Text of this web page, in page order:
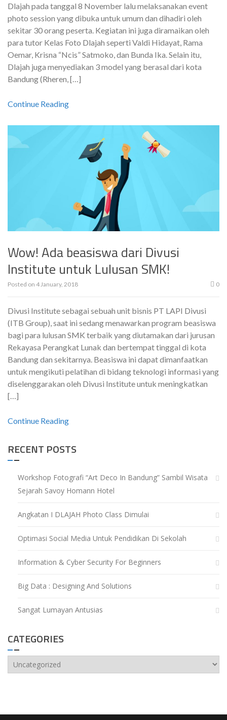
Dlajah pada tanggal 8 November lalu melaksanakan event
photo session yang dibuka untuk umum dan dihadiri oleh
sekitar 30 orang peserta. Kegiatan ini juga diramaikan oleh
para tutor Kelas Foto Dlajah seperti Valdi Hidayat, Rama
Oemar, Krisna “Ncis” Satmoko, dan Bunda Ika. Selain itu,
Dlajah juga menyediakan 3 model yang berasal dari kota
Bandung (Rheren, […]
Continue Reading
Wow! Ada beasiswa dari Divusi
Institute untuk Lulusan SMK!
Posted on 4 January, 2018 0
Divusi Institute sebagai sebuah unit bisnis PT LAPI Divusi
(ITB Group), saat ini sedang menawarkan program beasiswa
bagi para lulusan SMK terbaik yang diutamakan dari jurusan
Rekayasa Perangkat Lunak dan bertempat tinggal di kota
Bandung dan sekitarnya. Beasiswa ini dapat dimanfaatkan
untuk mengikuti pelatihan di bidang teknologi informasi yang
diselenggarakan oleh Divusi Institute untuk meningkatkan
[…]
Continue Reading
RECENT POSTS
Workshop Fotografi “Art Deco In Bandung” Sambil Wisata
Sejarah Savoy Homann Hotel
Angkatan I DLAJAH Photo Class Dimulai
Optimasi Social Media Untuk Pendidikan Di Sekolah
Information & Cyber Security For Beginners
Big Data : Designing And Solutions
Sangat Lumayan Antusias
CATEGORIES
Categories